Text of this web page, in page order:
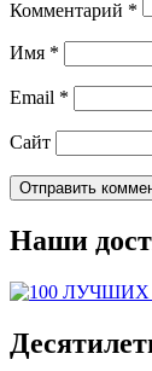
Комментарий *
Имя *
Email *
Сайт
Наши